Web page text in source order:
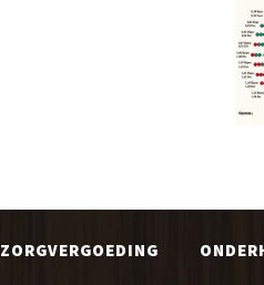
ZORGVERGOEDING